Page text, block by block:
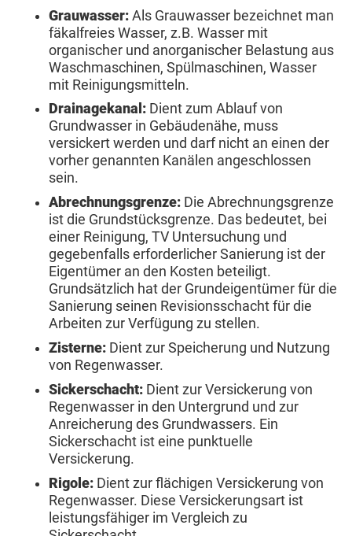
Grauwasser: Als Grauwasser bezeichnet man
fäkalfreies Wasser, z.B. Wasser mit
organischer und anorganischer Belastung aus
Waschmaschinen, Spülmaschinen, Wasser
mit Reinigungsmitteln.
Drainagekanal: Dient zum Ablauf von
Grundwasser in Gebäudenähe, muss
versickert werden und darf nicht an einen der
vorher genannten Kanälen angeschlossen
sein.
Abrechnungsgrenze: Die Abrechnungsgrenze
ist die Grundstücksgrenze. Das bedeutet, bei
einer Reinigung, TV Untersuchung und
gegebenfalls erforderlicher Sanierung ist der
Eigentümer an den Kosten beteiligt.
Grundsätzlich hat der Grundeigentümer für die
Sanierung seinen Revisionsschacht für die
Arbeiten zur Verfügung zu stellen.
Zisterne: Dient zur Speicherung und Nutzung
von Regenwasser.
Sickerschacht: Dient zur Versickerung von
Regenwasser in den Untergrund und zur
Anreicherung des Grundwassers. Ein
Sickerschacht ist eine punktuelle
Versickerung.
Rigole: Dient zur flächigen Versickerung von
Regenwasser. Diese Versickerungsart ist
leistungsfähiger im Vergleich zu